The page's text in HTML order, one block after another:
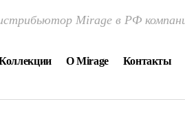
Mirage в РФ
О Mirage Контакты